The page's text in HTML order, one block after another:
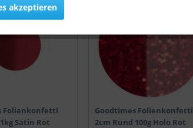
Folienkonfetti
Satin Rot
Goodtimes Folienkonfetti
2cm Rund 100g Holo Rot
akzeptieren